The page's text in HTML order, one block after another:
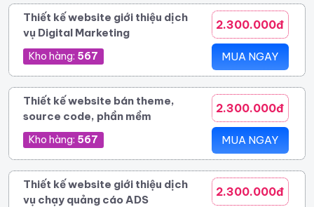
Thiết kế website giới thiệu dịch
vụ Digital Marketing
Kho hàng: 567
2.300.000đ
MUA NGAY
Thiết kế website bán theme,
source code, phần mềm
Kho hàng: 567
2.300.000đ
MUA NGAY
Thiết kế website giới thiệu dịch
vụ chạy quảng cáo ADS
2.300.000đ